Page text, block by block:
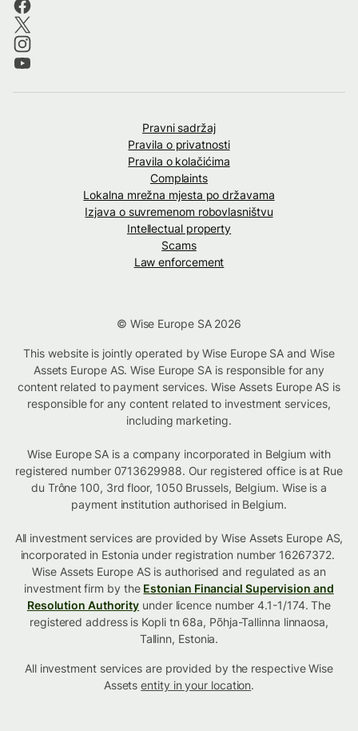
Pravni sadržaj
Pravila o privatnosti
Pravila o kolačićima
Complaints
Lokalna mrežna mjesta po državama
Izjava o suvremenom robovlasništvu
Intellectual property
Scams
Law enforcement
© Wise Europe SA 2026
This website is jointly operated by Wise Europe SA and Wise
Assets Europe AS. Wise Europe SA is responsible for any
content related to payment services. Wise Assets Europe AS is
responsible for any content related to investment services,
including marketing.
Wise Europe SA is a company incorporated in Belgium with
registered number 0713629988. Our registered office is at Rue
du Trône 100, 3rd floor, 1050 Brussels, Belgium. Wise is a
payment institution authorised in Belgium.
All investment services are provided by Wise Assets Europe AS,
incorporated in Estonia under registration number 16267372.
Wise Assets Europe AS is authorised and regulated as an
investment firm by the Estonian Financial Supervision and
Resolution Authority under licence number 4.1-1/174. The
registered address is Kopli tn 68a, Põhja-Tallinna linnaosa,
Tallinn, Estonia.
All investment services are provided by the respective Wise
Assetsentity in your location.